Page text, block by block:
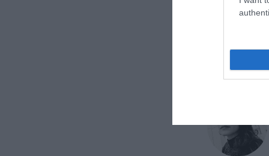
Ilaria Paoletti